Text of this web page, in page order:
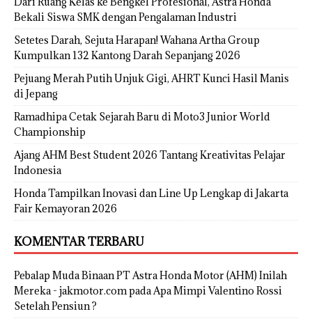
Bekali Siswa SMK dengan Pengalaman Industri
Setetes Darah, Sejuta Harapan! Wahana Artha Group
Kumpulkan 132 Kantong Darah Sepanjang 2026
Pejuang Merah Putih Unjuk Gigi, AHRT Kunci Hasil Manis
di Jepang
Ramadhipa Cetak Sejarah Baru di Moto3 Junior World
Championship
Ajang AHM Best Student 2026 Tantang Kreativitas Pelajar
Indonesia
Honda Tampilkan Inovasi dan Line Up Lengkap di Jakarta
Fair Kemayoran 2026
KOMENTAR TERBARU
Pebalap Muda Binaan PT Astra Honda Motor (AHM) Inilah
Mereka - jakmotor.compada Apa Mimpi Valentino Rossi
Setelah Pensiun ?